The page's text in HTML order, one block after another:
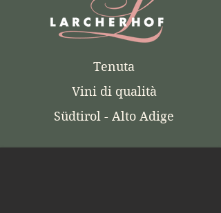
Tenuta
Vini di qualità
Südtirol - Alto Adige